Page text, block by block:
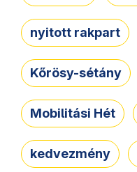
nyitott rakpart
Kőrösy-sétány
Mobilitási Hét
kedvezmény